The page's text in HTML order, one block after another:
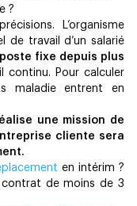
?
L’organisme
de travail d’un salarié
fixe depuis plus
continu. Pour calculer
maladie entrent en
une mission de
cliente sera
en intérim ?
contrat de moins de 3